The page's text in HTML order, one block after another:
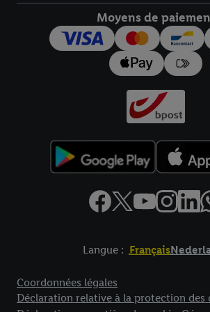
Moyens de
Langue : Français
Coordonnées légales
Déclaration relative à la protection des
pour l’avenir dans notredéclaration relative
données Vous trouverez les impressions ici.